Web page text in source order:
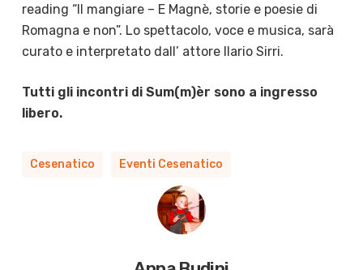
reading “Il mangiare – E Magnè, storie e poesie di
Romagna e non”. Lo spettacolo, voce e musica, sarà
curato e interpretato dall’ attore Ilario Sirri.
Tutti gli incontri di Sum(m)èr sono a ingresso
libero.
Cesenatico Eventi Cesenatico